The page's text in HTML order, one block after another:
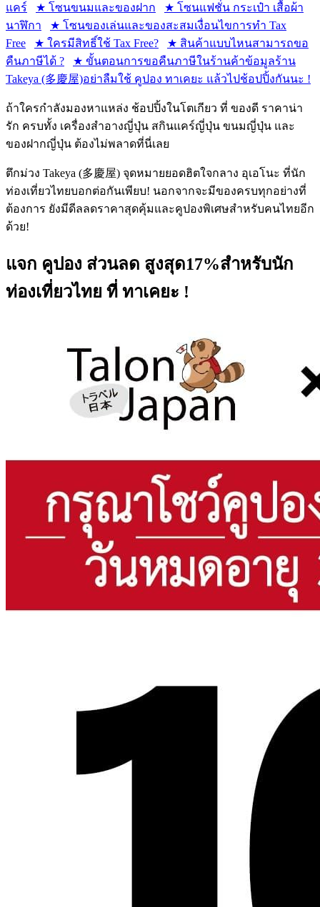
แคร์
★ โซนขนมและของฝาก
★ โซนแฟชั่น กระเป๋า เสื้อผ้า
นาฬิกา
★ โซนของเล่นและของสะสมเงื่อนไขการทำ Tax
Free
★ ใครมีสิทธิ์ใช้ Tax Free?
★ สินค้าแบบไหนสามารถขอ
คืนภาษีได้ ?
★ ขั้นตอนการขอคืนภาษีในร้านค้าข้อมูลร้าน
Takeya (多慶屋)อย่าลืมใช้ คูปอง ทาเคยะ แล้วไปช้อปปิ้งกันนะ !
ถ้าใครกำลังมองหาแหล่ง ช้อปปิ้งในโตเกียว ที่ ของดี ราคาน่า
รัก ครบทั้ง เครื่องสำอางญี่ปุ่น สกินแคร์ญี่ปุ่น ขนมญี่ปุ่น และ
ของฝากญี่ปุ่น ต้องไม่พลาดที่นี่เลย
ตึกม่วง Takeya (多慶屋) จุดหมายยอดฮิตใจกลาง อุเอโนะ ที่นัก
ท่องเที่ยวไทยบอกต่อกันเพียบ! นอกจากจะมีของครบทุกอย่างที่
ต้องการ ยังมีดีลลดราคาสุดคุ้มและคูปองพิเศษสำหรับคนไทยอีก
ด้วย!
แจก คูปอง ส่วนลด สูงสุด17%สำหรับนัก
ท่องเที่ยวไทย ที่ ทาเคยะ !